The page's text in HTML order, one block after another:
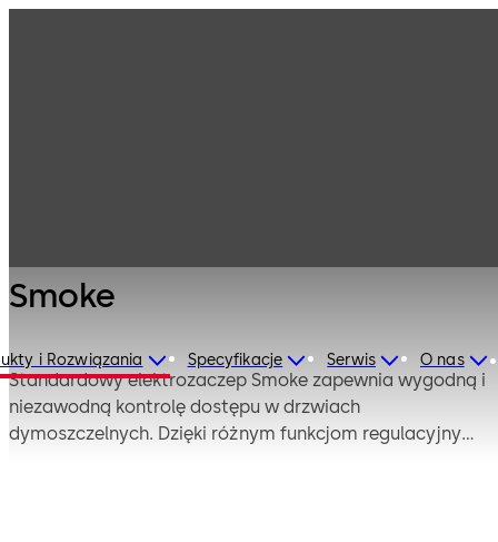
i Rozwiązania Specyfikacje Serwis O nas
Smoke
Standardowy elektrozaczep Smoke zapewnia wygodną i
niezawodną kontrolę dostępu w drzwiach
dymoszczelnych. Dzięki różnym funkcjom regulacyjnym,